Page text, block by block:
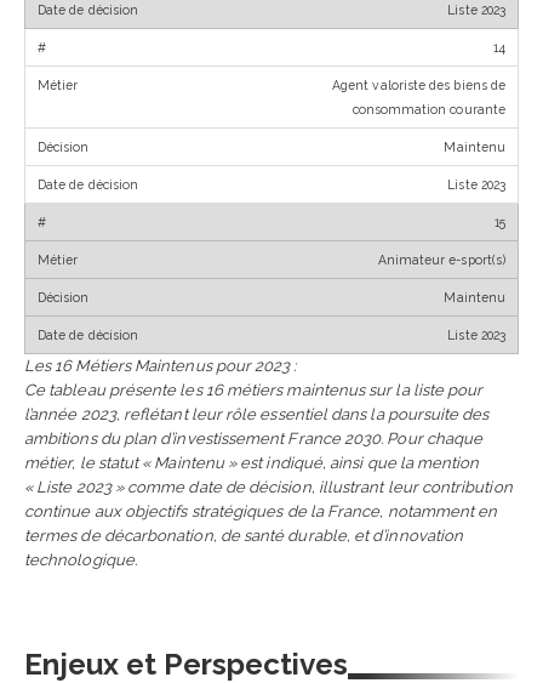
Liste 2023
14
Agent valoriste des biens de
consommation courante
Maintenu
Liste 2023
15
Animateur e-sport(s)
Maintenu
Liste 2023
Les 16 Métiers Maintenus pour 2023 :
Ce tableau présente les 16 métiers maintenus sur la liste pour
l’année 2023, reflétant leur rôle essentiel dans la poursuite des
ambitions du plan d’investissement France 2030. Pour chaque
métier, le statut « Maintenu » est indiqué, ainsi que la mention
« Liste 2023 » comme date de décision, illustrant leur contribution
continue aux objectifs stratégiques de la France, notamment en
termes de décarbonation, de santé durable, et d’innovation
technologique.
Enjeux et Perspectives